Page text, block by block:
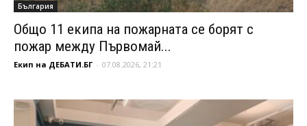
България
Общо 11 екипа на пожарната се борят с
пожар между Първомай...
Екип на ДЕБАТИ.БГ - 07.08.2026, 21:21